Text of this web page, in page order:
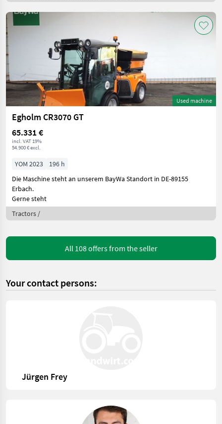
Used machine
Egholm CR3070 GT
65.331 €
incl. VAT 19%
54.900 € excl.
YOM 2023
196 h
Die Maschine steht an unserem BayWa Standort in DE-89155
Erbach.
Gerne steht
Tractors /
All 108 offers from the seller
Your contact persons:
Jürgen Frey